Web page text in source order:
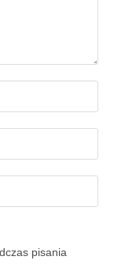
pisania